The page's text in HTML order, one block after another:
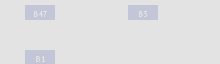
B47 B3
B1